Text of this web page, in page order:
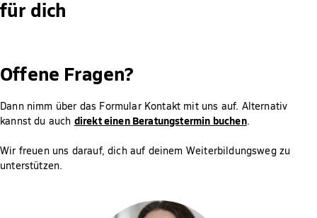
https://www.fernstudium-fresenius.de/pruefungen/
Studienberatung/Anerkennungsstelle.
für dich
Offene Fragen?
Dann nimm über das Formular Kontakt mit uns auf. Alternativ
kannst du auch direkt einen Beratungstermin buchen.
Wir freuen uns darauf, dich auf deinem Weiterbildungsweg zu
unterstützen.